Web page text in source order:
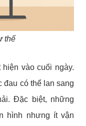
thế
vào cuối ngày.
đau có thể lan sang
Đặc biệt, những
hình nhưng ít vận